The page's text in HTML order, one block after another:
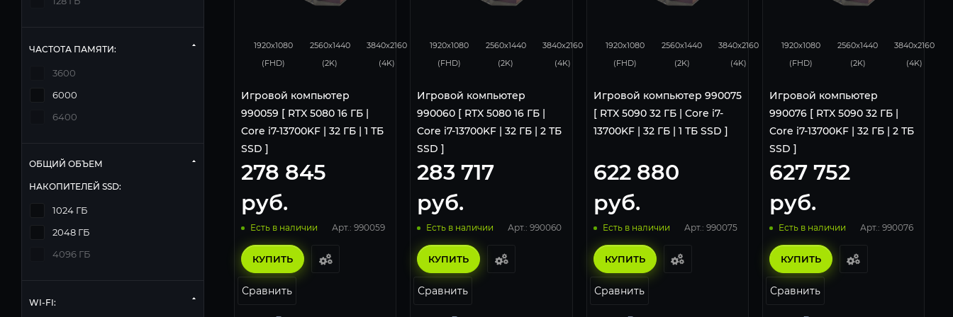
1920x1080
(FHD)
2560x1440
(2K)
3840x2160
(4K)
Игровой компьютер
990059 [ RTX 5080 16 ГБ |
Core i7-13700KF | 32 ГБ | 1 ТБ
SSD ]
278 845
руб.
Есть в наличии Арт.: 990059
КУПИТЬ
Сравнить
1920x1080
(FHD)
2560x1440
(2K)
3840x2160
(4K)
Игровой компьютер
990060 [ RTX 5080 16 ГБ |
Core i7-13700KF | 32 ГБ | 2 ТБ
SSD ]
283 717
руб.
Есть в наличии Арт.: 990060
КУПИТЬ
Сравнить
1920x1080
(FHD)
2560x1440
(2K)
3840x2160
(4K)
Игровой компьютер 990075
[ RTX 5090 32 ГБ | Core i7-
13700KF | 32 ГБ | 1 ТБ SSD ]
622 880
руб.
Есть в наличии Арт.: 990075
КУПИТЬ
Сравнить
1920x1080
(FHD)
2560x1440
(2K)
3840x2160
(4K)
Игровой компьютер
990076 [ RTX 5090 32 ГБ |
Core i7-13700KF | 32 ГБ | 2 ТБ
SSD ]
627 752
руб.
Есть в наличии Арт.: 990076
КУПИТЬ
Сравнить
ЧАСТОТА ПАМЯТИ:
3600
6000
6400
ОБЩИЙ ОБЪЕМ
НАКОПИТЕЛЕЙ SSD:
1024 ГБ
2048 ГБ
4096 ГБ
WI-FI: